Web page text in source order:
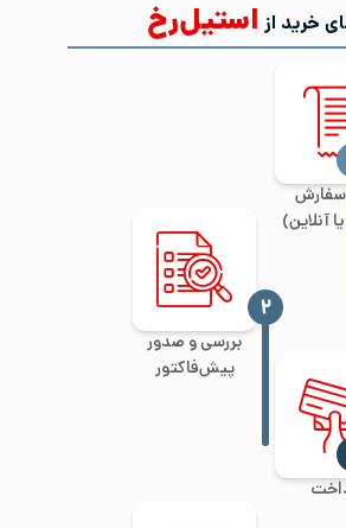
خرید از استیل‌رخ
آنلاین)
بررسی و صدور
پیش‌فاکتور
‍۲